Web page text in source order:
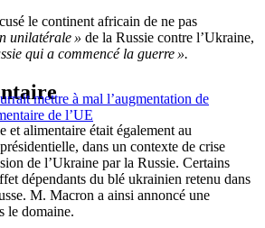
le continent africain de ne pas
unilatérale » de la Russie contre l’Ukraine,
qui a commencé la guerre ».
mettre à mal l’augmentation de
de l’UE
et alimentaire était également au
dans un contexte de crise
de l’Ukraine par la Russie. Certains
dépendants du blé ukrainien retenu dans
M. Macron a ainsi annoncé une
le domaine.